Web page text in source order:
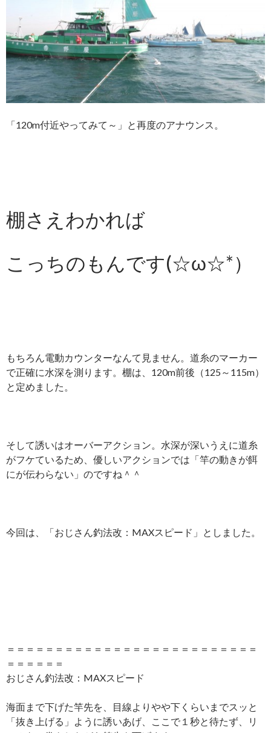
「120m付近やってみて～」と再度のアナウンス。
棚さえわかれば
こっちのもんです(☆ω☆*）
もちろん電動カウンターなんて見ません。道糸のマーカー
で正確に水深を測ります。棚は、120m前後（125～115m）
と定めました。
そして誘いはオーバーアクション。水深が深いうえに道糸
がフケているため、優しいアクションでは「竿の動きが餌
にが伝わらない」のですね＾＾
今回は、「おじさん釣法改：MAXスピード」としました。
＝＝＝＝＝＝＝＝＝＝＝＝＝＝＝＝＝＝＝＝＝＝＝＝＝＝
＝＝＝＝＝＝
おじさん釣法改：MAXスピード
海面まで下げた竿先を、目線よりやや下くらいまでスッと
「抜き上げる」ように誘いあげ、ここで１秒と待たず、リ